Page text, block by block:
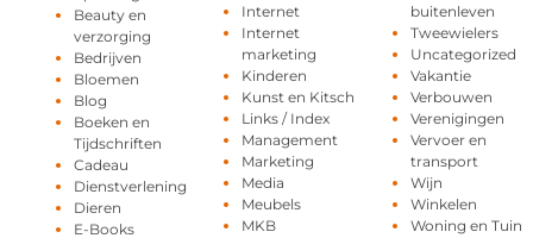
Beauty en
verzorging
Bedrijven
Bloemen
Blog
Boeken en
Tijdschriften
Cadeau
Dienstverlening
Dieren
E-Books
Internet
Internet
marketing
Kinderen
Kunst en Kitsch
Links / Index
Management
Marketing
Media
Meubels
MKB
buitenleven
Tweewielers
Uncategorized
Vakantie
Verbouwen
Verenigingen
Vervoer en
transport
Wijn
Winkelen
Woning en Tuin